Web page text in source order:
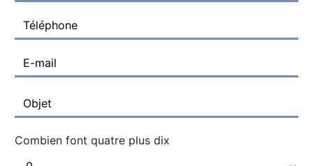
Combien font quatre plus dix